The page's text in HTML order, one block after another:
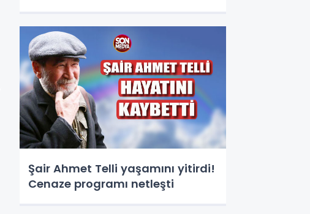
Şair Ahmet Telli yaşamını yitirdi!
Cenaze programı netleşti